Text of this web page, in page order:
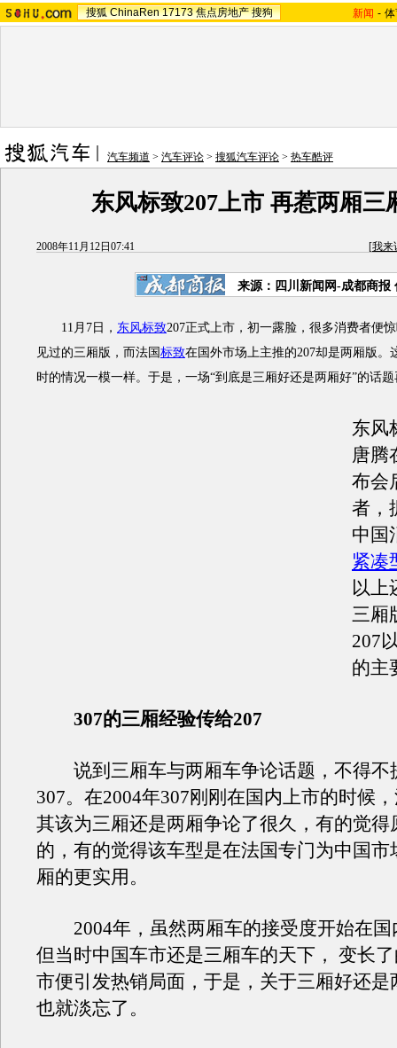
搜狐 ChinaRen 17173 焦点房地产 搜狗 新闻 -
汽车频道 > 汽车评论 > 搜狐汽车评论 > 热车酷评
东风标致207上市 再惹两厢三
2008年11月12日07:41 [我来
来源：四川新闻网-成都商报
11月7日， 东风标致207正式上市，初一露脸，很多消费者便
见过的三厢版，而法国 标致在国外市场上主推的207却是两厢版。
时的情况一模一样。于是，一场“到底是三厢好还是两厢好”的话
东风
唐腾
布会
者，
中国
紧凑
以上
三厢
207
的主
307的三厢经验传给207
说到三厢车与两厢车争论话题，不得不
307。在2004年307刚刚在国内上市的时候
其该为三厢还是两厢争论了很久，有的觉得
的，有的觉得该车型是在法国专门为中国市
厢的更实用。
2004年，虽然两厢车的接受度开始在国
但当时中国车市还是三厢车的天下， 变长
市便引发热销局面，于是，关于三厢好还是
也就淡忘了。